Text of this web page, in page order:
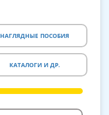
НАГЛЯДНЫЕ ПОСОБИЯ
КАТАЛОГИ И ДР.